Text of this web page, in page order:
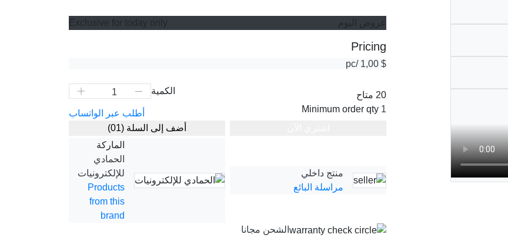
عروض اليوم Exclusive for today only
Pricing
$ 1,00
/pc
20 متاح
Minimum order qty 1
الكمية
أطلب عبر الواتساب
أضف إلى السلة (01)
منتج داخلي
مراسلة البائع
الماركة
الحمادي
للإلكترونيات
Products
from this
brand
الشحن مجانا